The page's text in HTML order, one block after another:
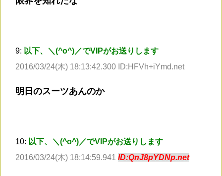
9: 以下、＼(^o^)／でVIPがお送りします
2016/03/24(木) 18:13:42.300 ID:HFVh+iYmd.net
明日のスーツあんのか
10: 以下、＼(^o^)／でVIPがお送りします
2016/03/24(木) 18:14:59.941 ID:QnJ8pYDNp.net